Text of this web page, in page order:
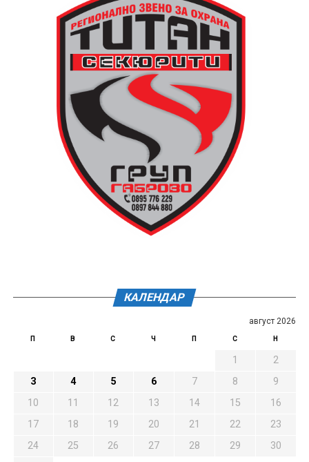
КАЛЕНДАР
август 2026
П В С Ч П С Н
1
2
3
4 5 6 7 8
9
10
11 12 13 14 15
16
17
18 19 20 21 22
23
24
25 26 27 28 29
30